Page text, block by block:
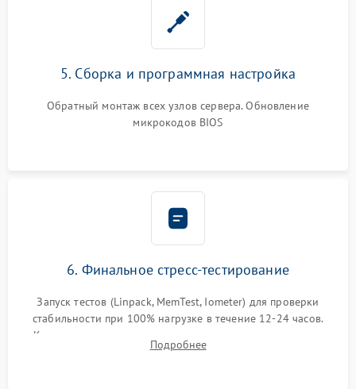
5. Сборка и программная настройка
Обратный монтаж всех узлов сервера. Обновление
микрокодов BIOS
6. Финальное стресс-тестирование
Запуск тестов (Linpack, MemTest, Iometer) для проверки
стабильности при 100% нагрузке в течение 12-24 часов.
Контроль температурных режимов, проверка отсутствия
троттлинга и подготовка сервера к выдаче.
Подробнее